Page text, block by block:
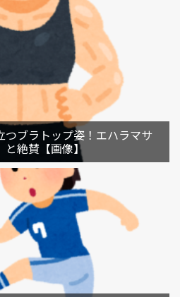
つブラトップ姿！エハラマサ
と絶賛【画像】